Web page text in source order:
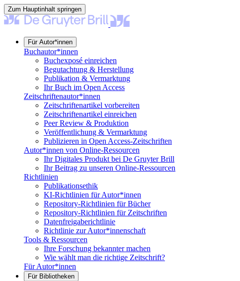
Zum Hauptinhalt springen
Für Autor*innen
Buchautor*innen
Buchexposé einreichen
Begutachtung & Herstellung
Publikation & Vermarktung
Ihr Buch im Open Access
Zeitschriftenautor*innen
Zeitschriftenartikel vorbereiten
Zeitschriftenartikel einreichen
Peer Review & Produktion
Veröffentlichung & Vermarktung
Publizieren in Open Access-Zeitschriften
Autor*innen von Online-Ressourcen
Ihr Digitales Produkt bei De Gruyter Brill
Ihr Beitrag zu unseren Online-Ressourcen
Richtlinien
Publikationsethik
KI-Richtlinien für Autor*innen
Repository-Richtlinien für Bücher
Repository-Richtlinien für Zeitschriften
Datenfreigaberichtlinie
Richtlinie zur Autor*innenschaft
Tools & Ressourcen
Ihre Forschung bekannter machen
Wie wählt man die richtige Zeitschrift?
Für Autor*innen
Für Bibliotheken